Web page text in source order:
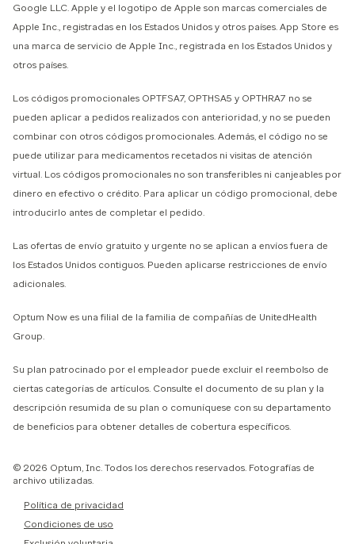
Google LLC. Apple y el logotipo de Apple son marcas comerciales de
Apple Inc., registradas en los Estados Unidos y otros países. App Store es
una marca de servicio de Apple Inc., registrada en los Estados Unidos y
otros países.
Los códigos promocionales OPTFSA7, OPTHSA5 y OPTHRA7 no se
pueden aplicar a pedidos realizados con anterioridad, y no se pueden
combinar con otros códigos promocionales. Además, el código no se
puede utilizar para medicamentos recetados ni visitas de atención
virtual. Los códigos promocionales no son transferibles ni canjeables por
dinero en efectivo o crédito. Para aplicar un código promocional, debe
introducirlo antes de completar el pedido.
Las ofertas de envío gratuito y urgente no se aplican a envíos fuera de
los Estados Unidos contiguos. Pueden aplicarse restricciones de envío
adicionales.
Optum Now es una filial de la familia de compañías de UnitedHealth
Group.
Su plan patrocinado por el empleador puede excluir el reembolso de
ciertas categorías de artículos. Consulte el documento de su plan y la
descripción resumida de su plan o comuníquese con su departamento
de beneficios para obtener detalles de cobertura específicos.
© 2026 Optum, Inc. Todos los derechos reservados. Fotografías de
archivo utilizadas.
Política de privacidad
Condiciones de uso